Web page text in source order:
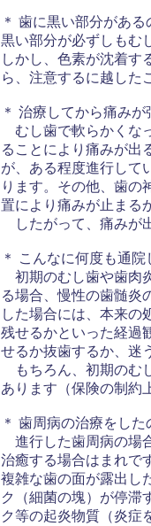
＊ 歯に黒い部分があ
黒い部分が必ずしもむ
しかし、色素が沈着す
ら、注意するに越した
＊ 治療してから痛みが
むし歯で軟らかくな
ることにより痛みが出
が、ある程度進行して
ります。その他、歯の
置により痛みが止まる
したがって、痛みが
＊ こんなに何度も通
初期のむし歯や歯肉
る場合、慢性の歯髄炎
した場合には、本来の
残せるかといった経過
せるか抜歯するか、迷
もちろん、初期のむ
あります（保険の制約
＊ 歯周病の治療をした
進行した歯周病の場
治癒する場合はまれで
複雑な歯の面が露出し
ク（細菌の塊）が停滞
ク等の起炎物質（炎症